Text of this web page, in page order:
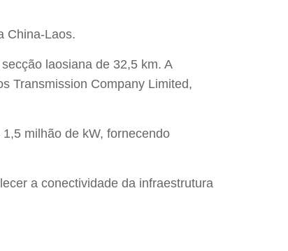
China-Laos.
laosiana de 32,5 km. A
Transmission Company Limited,
milhão de kW, fornecendo
a conectividade da infraestrutura